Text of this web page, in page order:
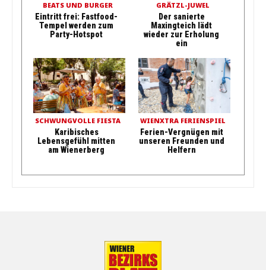
BEATS UND BURGER
Eintritt frei: Fastfood-
Tempel werden zum
Party-Hotspot
GRÄTZL-JUWEL
Der sanierte
Maxingteich lädt
wieder zur Erholung
ein
SCHWUNGVOLLE FIESTA
Karibisches
Lebensgefühl mitten
am Wienerberg
WIENXTRA FERIENSPIEL
Ferien-Vergnügen mit
unseren Freunden und
Helfern